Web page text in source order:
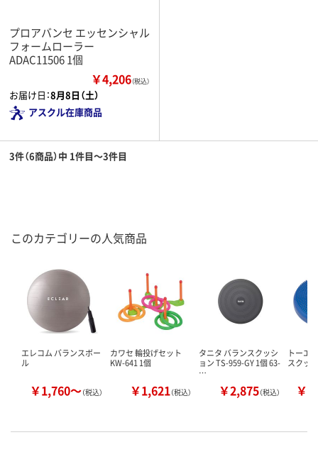
プロアバンセ エッセンシャル
フォームローラー
ADAC11506 1個
￥4,206（税込）
お届け日：8月8日（土）
アスクル在庫商品
3件（6商品）中 1件目～3件目
このカテゴリーの人気商品
エレコム バランスボー
ル
￥1,760～（税込）
カワセ 輪投げセット
KW-641 1個
￥1,621（税込）
タニタ バランスクッシ
ョン TS-959-GY 1個 63-
…
￥2,875（税込）
トーエ
スクッ
￥